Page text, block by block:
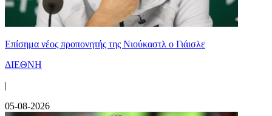
Επίσημα νέος προπονητής της Νιούκαστλ ο Γιάισλε
ΔΙΕΘΝΗ
|
05-08-2026